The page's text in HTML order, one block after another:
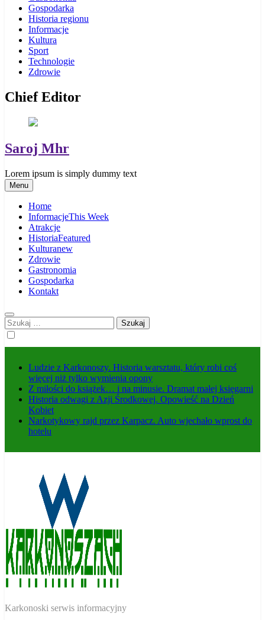
Gospodarka
Historia regionu
Informacje
Kultura
Sport
Technologie
Zdrowie
Chief Editor
Saroj Mhr
Lorem ipsum is simply dummy text
Menu
Home
InformacjeThis Week
Atrakcje
HistoriaFeatured
Kulturanew
Zdrowie
Gastronomia
Gospodarka
Kontakt
Szukaj:
Ludzie z Karkonoszy. Historia warsztatu, który robi coś
więcej niż tylko wymienia opony
Z miłości do książek… i na minusie. Dramat małej księgarni
Historia odwagi z Azji Środkowej. Opowieść na Dzień
Kobiet
Narkotykowy rajd przez Karpacz. Auto wjechało wprost do
hotelu
W Karkonoszach
Karkonoski serwis informacyjny